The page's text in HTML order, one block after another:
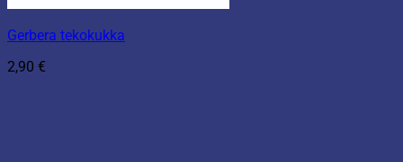
Gerbera tekokukka
2,90 €